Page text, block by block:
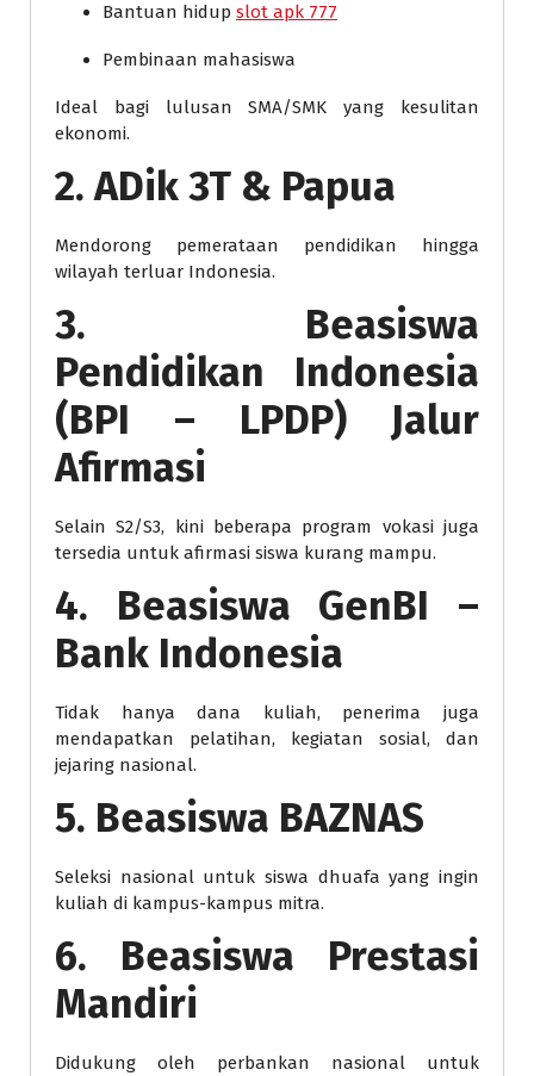
Bantuan hidup slot apk 777
Pembinaan mahasiswa
Ideal bagi lulusan SMA/SMK yang kesulitan
ekonomi.
2. ADik 3T & Papua
Mendorong pemerataan pendidikan hingga
wilayah terluar Indonesia.
3. Beasiswa
Pendidikan Indonesia
(BPI – LPDP) Jalur
Afirmasi
Selain S2/S3, kini beberapa program vokasi juga
tersedia untuk afirmasi siswa kurang mampu.
4. Beasiswa GenBI –
Bank Indonesia
Tidak hanya dana kuliah, penerima juga
mendapatkan pelatihan, kegiatan sosial, dan
jejaring nasional.
5. Beasiswa BAZNAS
Seleksi nasional untuk siswa dhuafa yang ingin
kuliah di kampus-kampus mitra.
6. Beasiswa Prestasi
Mandiri
Didukung oleh perbankan nasional untuk